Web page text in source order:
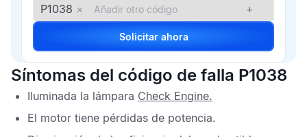
P1038 × +
Solicitar ahora
Síntomas del código de falla P1038
Iluminada la lámpara Check Engine.
El motor tiene pérdidas de potencia.